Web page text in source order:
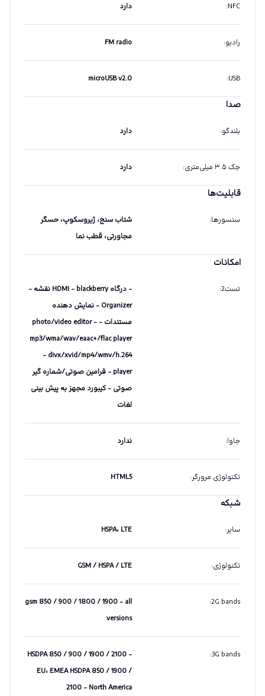
NFC
: دارد
رادیو:
FM radio
USB
:
microUSB v2.0
صدا
بلندگو: دارد
جک ۳.۵ میلی‌متری : دارد
قابلیت‌ها
سنسورها:
شتاب سنج، ژیروسکوپ، حسگر
مجاورتی، قطب نما
امکانات
تست2 :
- درگاه HDMI - blackberry نقشه -
Organizer - نمایش دهنده
مستندات - photo/video editor -
mp3/wma/wav/eaac+/flac player
- divx/xvid/mp4/wmv/h.264
player - فرامین صوتی/شماره گیر
صوتی - کیبورد مجهز به پیش بینی
لغات
جاوا: ندارد
تکنولوژی مرورگر:
HTML5
شبکه
سایر: HSPA، LTE
تکنولوژی:
GSM / HSPA / LTE
2G bands
:
gsm 850 / 900 / 1800 / 1900 - all
versions
3G bands
:
HSDPA 850 / 900 / 1900 / 2100 -
EU، EMEA HSDPA 850 / 1900 /
2100 - North America